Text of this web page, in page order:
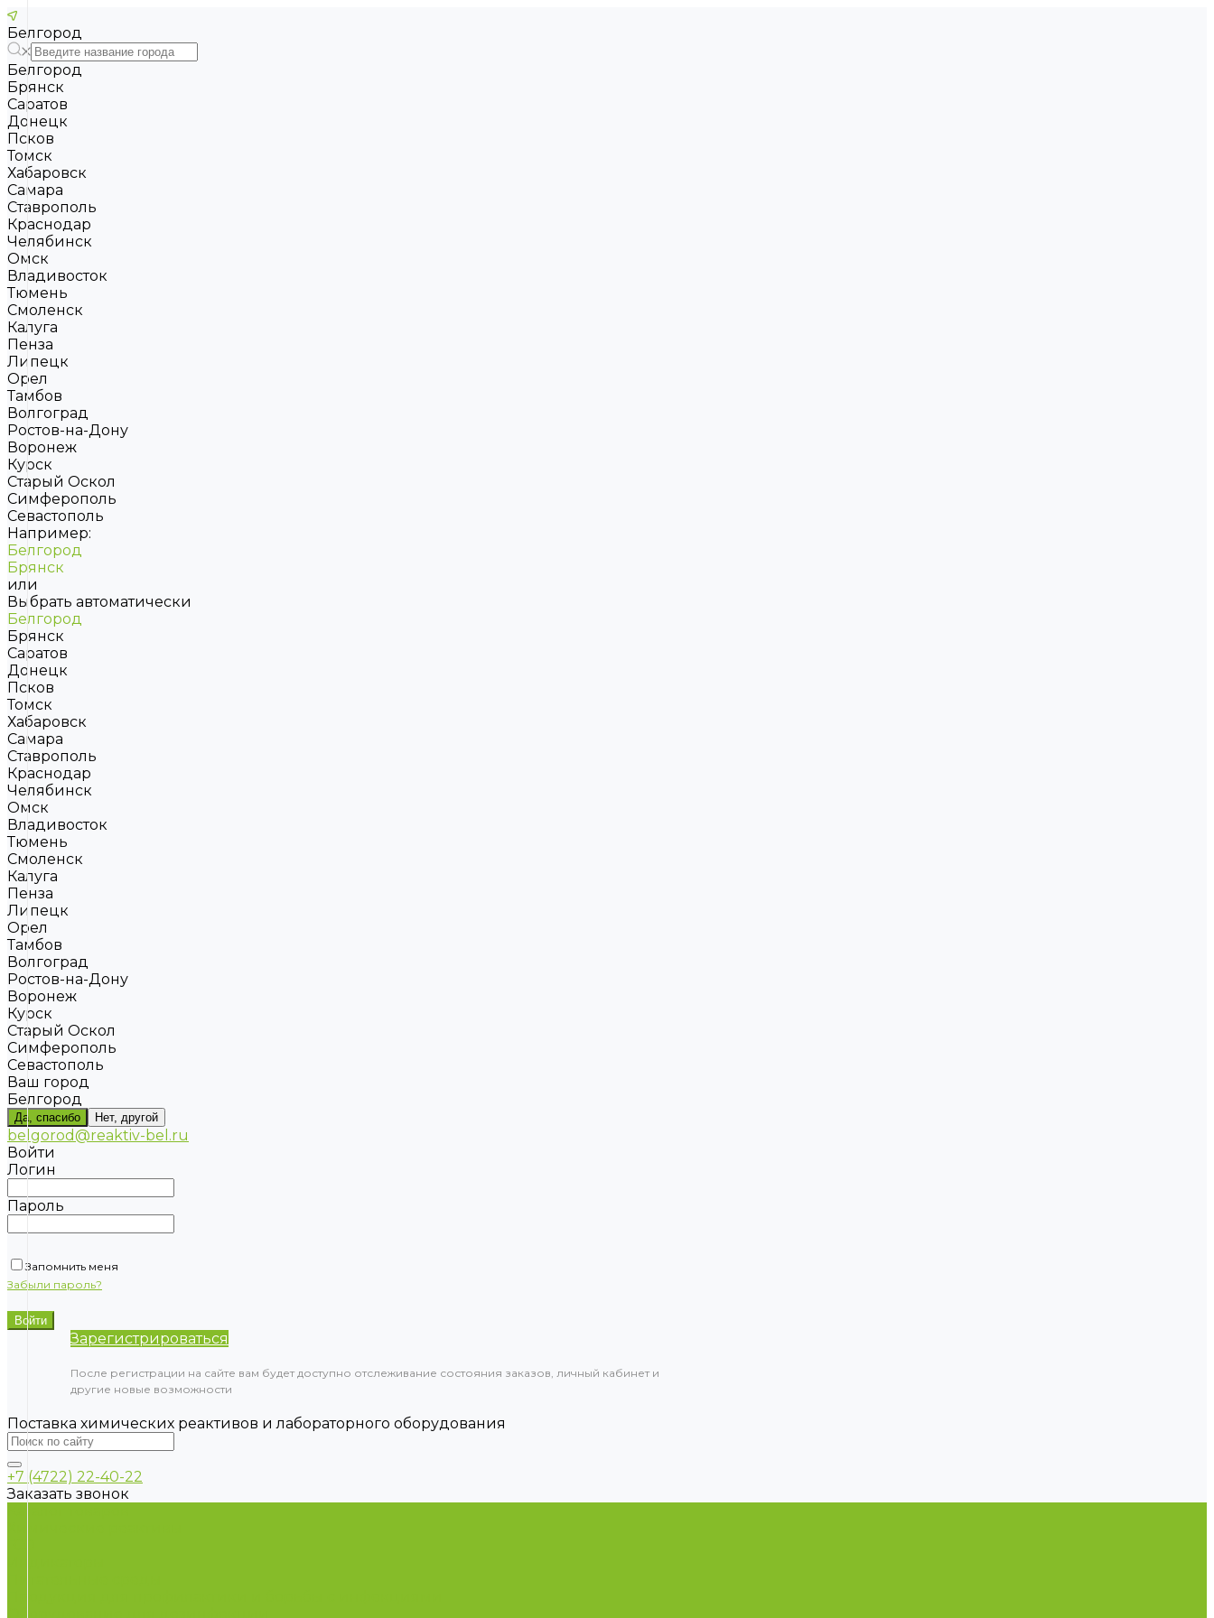
Белгород
Белгород
Брянск
Саратов
Донецк
Псков
Томск
Хабаровск
Самара
Ставрополь
Краснодар
Челябинск
Омск
Владивосток
Тюмень
Смоленск
Калуга
Пенза
Липецк
Орел
Тамбов
Волгоград
Ростов-на-Дону
Воронеж
Курск
Старый Оскол
Симферополь
Севастополь
Например:
Белгород
Брянск
или
Выбрать автоматически
Белгород
Брянск
Саратов
Донецк
Псков
Томск
Хабаровск
Самара
Ставрополь
Краснодар
Челябинск
Омск
Владивосток
Тюмень
Смоленск
Калуга
Пенза
Липецк
Орел
Тамбов
Волгоград
Ростов-на-Дону
Воронеж
Курск
Старый Оскол
Симферополь
Севастополь
Ваш город
Белгород
Да, спасибо Нет, другой
belgorod@reaktiv-bel.ru
Войти
Логин
Пароль
Запомнить меня
Забыли пароль?
Зарегистрироваться
После регистрации на сайте вам будет доступно отслеживание состояния заказов, личный кабинет и
другие новые возможности
Поставка химических реактивов и лабораторного оборудования
+7 (4722) 22-40-22
Заказать звонок